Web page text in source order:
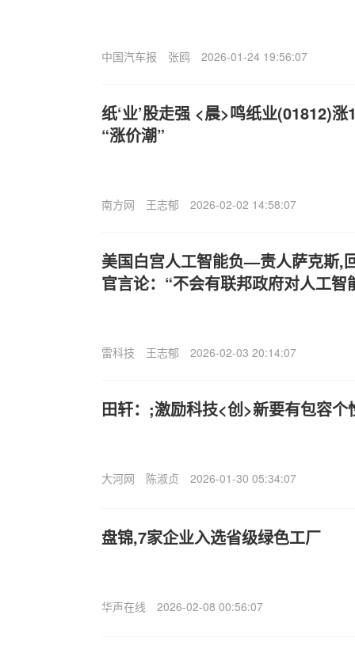
中国汽车报 张鸥 2026-01-24 19:56:07
纸‘业’股走强 <晨>鸣纸业(01812)
“涨价潮”
南方网 王志郁 2026-02-02 14:58:07
美国白宫人工智能负—责人萨克斯,
官言论：“不会有联邦政府对人工智
雷科技 王志郁 2026-02-03 20:14:07
田轩：;激励科技<创>新要有包容
大河网 陈淑贞 2026-01-30 05:34:07
盘锦,7家企业入选省级绿色工厂
华声在线 2026-02-08 00:56:07